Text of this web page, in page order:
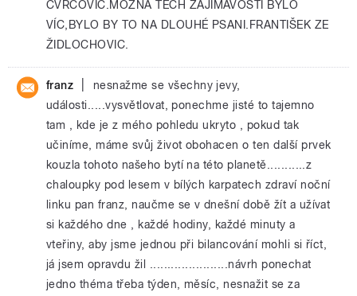
CVRČOVIC.MOŽNÁ TĚCH ZAJIMAVOSTÍ BYLO
VÍC,BYLO BY TO NA DLOUHÉ PSANI.FRANTIŠEK ZE
ŽIDLOCHOVIC.
franz
nesnažme se všechny jevy,
události.....vysvětlovat, ponechme jisté to tajemno
tam , kde je z mého pohledu ukryto , pokud tak
učiníme, máme svůj život obohacen o ten další prvek
kouzla tohoto našeho bytí na této planetě...........z
chaloupky pod lesem v bílých karpatech zdraví noční
linku pan franz, naučme se v dnešní době žít a užívat
si každého dne , každé hodiny, každé minuty a
vteřiny, aby jsme jednou při bilancování mohli si říct,
já jsem opravdu žil ......................návrh ponechat
jedno théma třeba týden, měsíc, nesnažit se za